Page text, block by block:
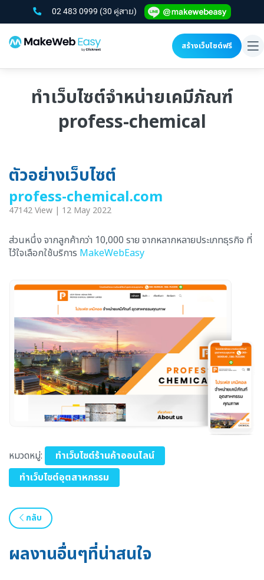
02 483 0999 (30 คู่สาย)
สร้างเว็บไซต์ฟรี
ทำเว็บไซต์จำหน่ายเคมีภัณฑ์
profess-chemical
ตัวอย่างเว็บไซต์
profess-chemical.com
47142 View | 12 May 2022
ส่วนหนึ่ง จากลูกค้ากว่า 10,000 ราย จากหลากหลายประเภทธุรกิจ ที่
ไว้ใจเลือกใช้บริการ MakeWebEasy
หมวดหมู่:
ทำเว็บไซต์ร้านค้าออนไลน์
ทำเว็บไซต์อุตสาหกรรม
กลับ
ผลงานอื่นๆที่น่าสนใจ